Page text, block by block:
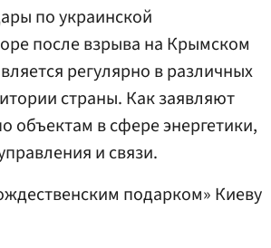
по украинской
после взрыва на Крымском
регулярно в различных
страны. Как заявляют
объектам в сфере энергетики,
и связи.
подарком» Киеву